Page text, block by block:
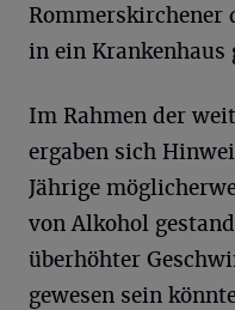
Rommerskirchener
in ein Krankenhaus
Im Rahmen der
ergaben sich
Jährige
von Alkohol
überhöhter
gewesen sein